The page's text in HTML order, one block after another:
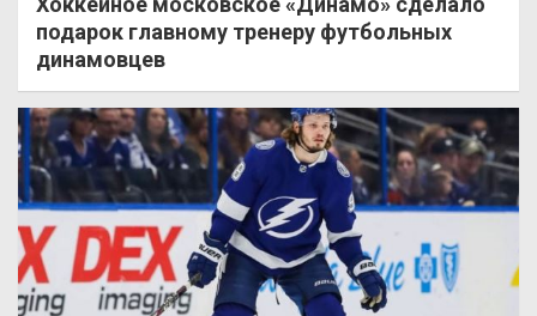
подарок главному тренеру футбольных
динамовцев